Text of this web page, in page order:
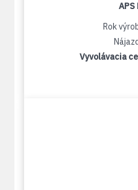
APS
Rok
Vyvolávacia